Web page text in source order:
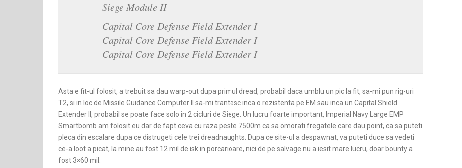
Siege Module II
Capital Core Defense Field Extender I
Capital Core Defense Field Extender I
Capital Core Defense Field Extender I
Asta e fit-ul folosit, a trebuit sa dau warp-out dupa primul dread, probabil daca umblu un pic la fit, sa-mi pun rig-uri
T2, si in loc de Missile Guidance Computer II sa-mi trantesc inca o rezistenta pe EM sau inca un Capital Shield
Extender II, probabil se poate face solo in 2 cicluri de Siege. Un lucru foarte important, Imperial Navy Large EMP
Smartbomb am folosit eu dar de fapt ceva cu raza peste 7500m ca sa omorati fregatele care dau point, ca sa puteti
pleca din escalare dupa ce distrugeti cele trei dreadnaughts. Dupa ce site-ul a despawnat, va puteti duce sa vedeti
ce-a loot a picat, la mine au fost 12 mil de isk in porcarioare, nici de pe salvage nu a iesit mare lucru, doar bounty a
fost 3×60 mil.